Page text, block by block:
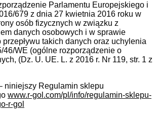
Parlamentu Europejskiego i
679 z dnia 27 kwietnia 2016 roku w
osób fizycznych w związku z
danych osobowych i w sprawie
takich danych oraz uchylenia
46/WE (ogólne rozporządzenie o
(Dz. U. UE. L. z 2016 r. Nr 119, str. 1 z
niniejszy Regulamin sklepu
www.r-gol.com/pl/info/regulamin-sklepu-
r-gol